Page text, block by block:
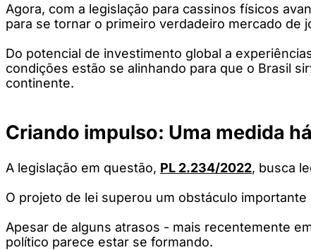
Agora, com a legislação para cassinos físicos
para se tornar o primeiro verdadeiro mercado de
Do potencial de investimento global a
condições estão se alinhando para que o Brasil
continente.
Criando impulso: Uma medida
A legislação em questão, PL 2.234/2022, busca
O projeto de lei superou um obstáculo
Apesar de alguns atrasos - mais recentemente
político parece estar se formando.